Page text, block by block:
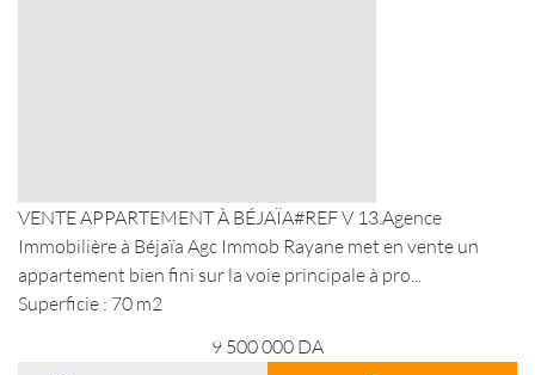
VENTE APPARTEMENT À BÉJAÏA#REF V 13.Agence
Immobilière à Béjaïa Agc Immob Rayane met en vente un
appartement bien fini sur la voie principale à pro...
Superficie : 70 m2
9 500 000 DA